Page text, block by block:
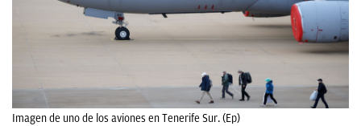
Imagen de uno de los aviones en Tenerife Sur. (Ep)